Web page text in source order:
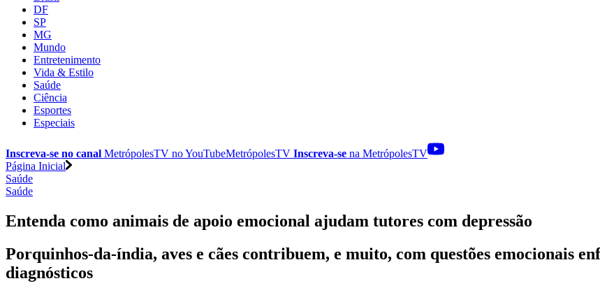
DF
SP
MG
Mundo
Entretenimento
Vida & Estilo
Saúde
Ciência
Esportes
Especiais
Inscreva-se no canal MetrópolesTV noYouTubeMetrópolesTV Inscreva-se na MetrópolesTV
Página Inicial
Saúde
Saúde
Entenda como animais de apoio emocional ajudam tutores com depressão
Porquinhos-da-índia, aves e cães contribuem, e muito, com questões emocionais
diagnósticos